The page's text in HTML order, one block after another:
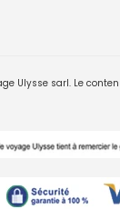
Ulysse sarl. Le